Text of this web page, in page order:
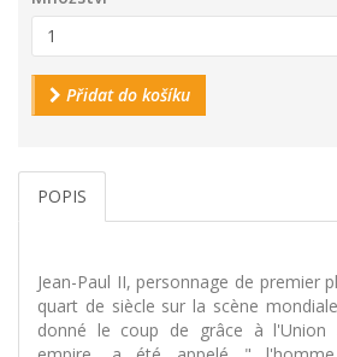
Přidat do košíku
POPIS
Jean-Paul II, personnage de premier
quart de siècle sur la scène
donné le coup de grâce à l'Union